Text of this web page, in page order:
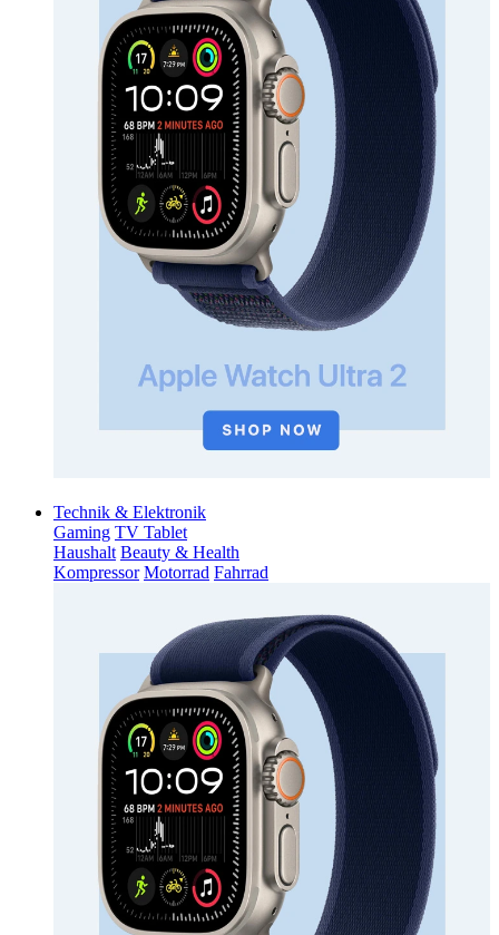
Technik & Elektronik
Gaming TV Tablet
Haushalt Beauty & Health
Kompressor Motorrad Fahrrad